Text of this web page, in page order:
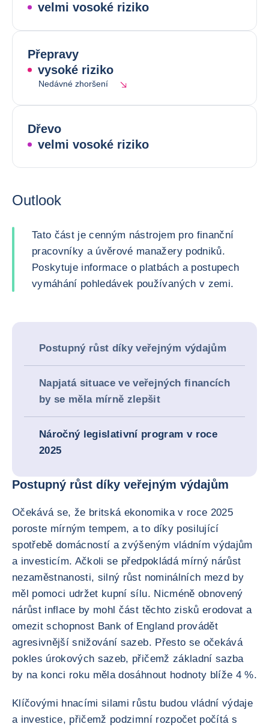
velmi vosoké riziko
Přepravy
vysoké riziko
Nedávné zhoršení
Dřevo
velmi vosoké riziko
Outlook
Tato část je cenným nástrojem pro finanční
pracovníky a úvěrové manažery podniků.
Poskytuje informace o platbách a postupech
vymáhání pohledávek používaných v zemi.
Postupný růst díky veřejným výdajům
Napjatá situace ve veřejných financích
by se měla mírně zlepšit
Náročný legislativní program v roce
2025
Postupný růst díky veřejným výdajům
Očekává se, že britská ekonomika v roce 2025
poroste mírným tempem, a to díky posilující
spotřebě domácností a zvýšeným vládním výdajům
a investicím. Ačkoli se předpokládá mírný nárůst
nezaměstnanosti, silný růst nominálních mezd by
měl pomoci udržet kupní sílu. Nicméně obnovený
nárůst inflace by mohl část těchto zisků erodovat a
omezit schopnost Bank of England provádět
agresivnější snižování sazeb. Přesto se očekává
pokles úrokových sazeb, přičemž základní sazba
by na konci roku měla dosáhnout hodnoty blíže 4 %.
Klíčovými hnacími silami růstu budou vládní výdaje
a investice, přičemž podzimní rozpočet počítá s